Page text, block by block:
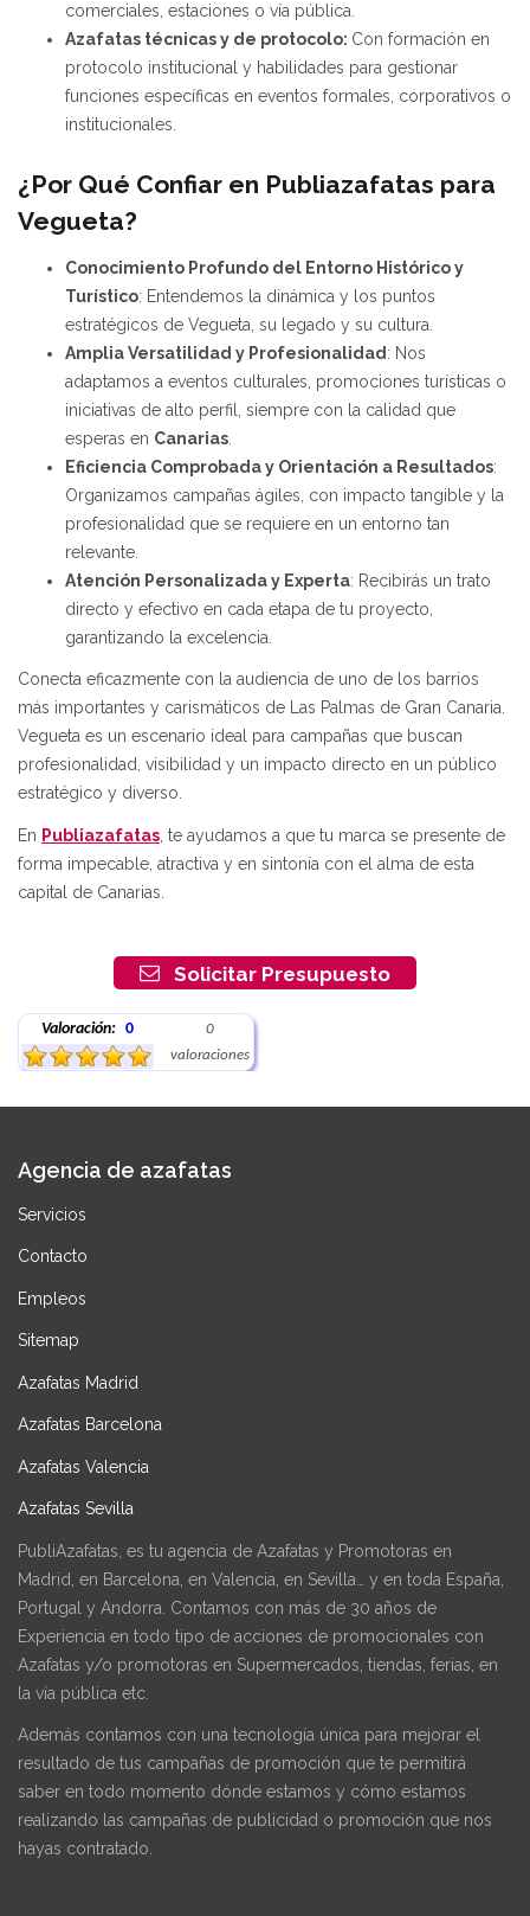
comerciales, estaciones o vía pública.
Azafatas técnicas y de protocolo: Con formación en
protocolo institucional y habilidades para gestionar
funciones específicas en eventos formales, corporativos o
institucionales.
¿Por Qué Confiar en Publiazafatas para
Vegueta?
Conocimiento Profundo del Entorno Histórico y
Turístico: Entendemos la dinámica y los puntos
estratégicos de Vegueta, su legado y su cultura.
Amplia Versatilidad y Profesionalidad : Nos
adaptamos a eventos culturales, promociones turísticas o
iniciativas de alto perfil, siempre con la calidad que
esperas en Canarias
Eficiencia Comprobada y Orientación a Resultados:
Organizamos campañas ágiles, con impacto tangible y la
profesionalidad que se requiere en un entorno tan
relevante.
Atención Personalizada y Experta: Recibirás un trato
directo y efectivo en cada etapa de tu proyecto,
garantizando la excelencia.
Conecta eficazmente con la audiencia de uno de los barrios
más importantes y carismáticos de Las Palmas de Gran Canaria.
Vegueta es un escenario ideal para campañas que buscan
profesionalidad, visibilidad y un impacto directo en un público
estratégico y diverso.
En Publiazafatas , te ayudamos a que tu marca se presente de
forma impecable, atractiva y en sintonía con el alma de esta
capital de Canarias.
Solicitar Presupuesto
Valoración: 0
0
valoraciones
Agencia de azafatas
Servicios
Contacto
Empleos
Sitemap
Azafatas Madrid
Azafatas Barcelona
Azafatas Valencia
Azafatas Sevilla
PubliAzafatas, es tu agencia de Azafatas y Promotoras en
Madrid, en Barcelona, en Valencia, en Sevilla… y en toda España,
Portugal y Andorra. Contamos con más de 30 años de
Experiencia en todo tipo de acciones de promocionales con
Azafatas y/o promotoras en Supermercados, tiendas, ferias, en
la vía pública etc.
Además contamos con una tecnología única para mejorar el
resultado de tus campañas de promoción que te permitirá
saber en todo momento dónde estamos y cómo estamos
realizando las campañas de publicidad o promoción que nos
hayas contratado.